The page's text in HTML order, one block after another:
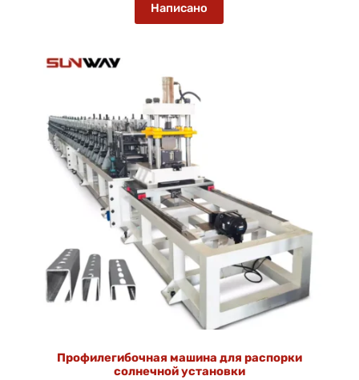
Написано
Профилегибочная машина для распорки
солнечной установки